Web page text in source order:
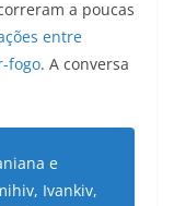
a poucas
entre
fogo. A conversa
e
Ivankiv,